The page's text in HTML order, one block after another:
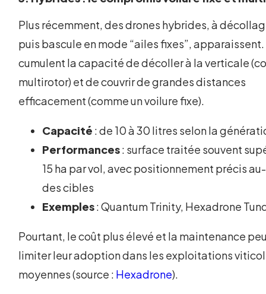
Plus récemment, des drones hybrides, à
puis bascule en mode “ailes fixes”, apparaissent.
cumulent la capacité de décoller à la verticale
multirotor) et de couvrir de grandes distances
efficacement (comme un voilure fixe).
Capacité : de 10 à 30 litres selon la
Performances: surface traitée souvent
15 ha par vol, avec positionnement précis
des cibles
Exemples: Quantum Trinity, Hexadrone
Pourtant, le coût plus élevé et la maintenance
limiter leur adoption dans les exploitations
moyennes (source : Hexadrone).